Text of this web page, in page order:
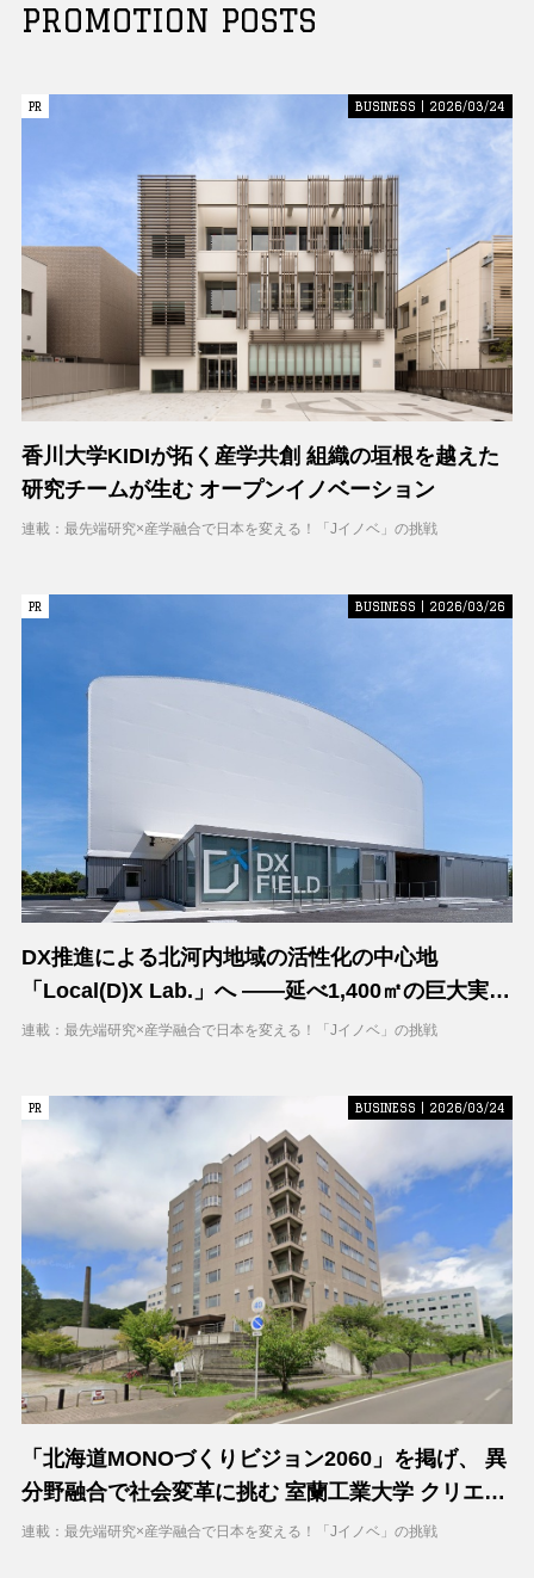
PROMOTION POSTS
PR
PR BUSINESS | 2026/03/24
香川大学KIDIが拓く産学共創 組織の垣根を越えた
研究チームが生む オープンイノベーション
連載：最先端研究×産学融合で日本を変える！「Jイノベ」の挑戦
PR
PR BUSINESS | 2026/03/26
DX推進による北河内地域の活性化の中心地
「Local(D)X Lab.」へ ――延べ1,400㎡の巨大実証
空間で地域DXに挑む 大阪工業大学 DXフィールド
連載：最先端研究×産学融合で日本を変える！「Jイノベ」の挑戦
PR
PR BUSINESS | 2026/03/24
「北海道MONOづくりビジョン2060」を掲げ、 異
分野融合で社会変革に挑む 室蘭工業大学 クリエイ
ティブコラボレーションセンター（CCC）
連載：最先端研究×産学融合で日本を変える！「Jイノベ」の挑戦